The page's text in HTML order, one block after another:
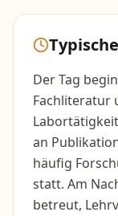
Der Tag
Fachliteratur
an
häufig
statt. Am
betreut,